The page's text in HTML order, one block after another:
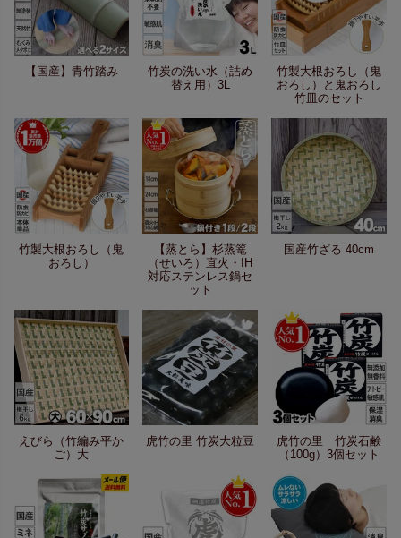
【国産】青竹踏み
竹炭の洗い水（詰め
替え用）3L
竹製大根おろし（鬼
おろし）と鬼おろし
竹皿のセット
竹製大根おろし（鬼
おろし）
【蒸とら】杉蒸篭
（せいろ）直火・IH
対応ステンレス鍋セ
ット
国産竹ざる 40cm
えびら（竹編み平か
ご）大
虎竹の里 竹炭大粒豆
虎竹の里 竹炭石鹸
（100g）3個セット